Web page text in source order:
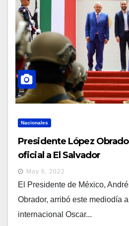
Nacionales
Presidente López
oficial a El Salvador
May 6, 2022
El Presidente de México,
Obrador, arribó este mediodía
internacional Oscar...